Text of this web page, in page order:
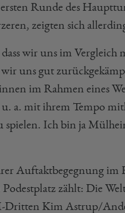
Runde des
zeigten sich
wir uns im Vergleich
uns gut
im Rahmen eines
u. a. mit ihrem Tempo
spielen. Ich bin ja
Auftaktbegegnung im
zählt: Die
Kim Astrup/